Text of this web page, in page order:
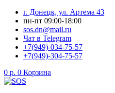
Перейти
содержимому
г. Донецк, ул. Артема 43
пн-пт 09:00-18:00
sos.dn@mail.ru
Чат в Telegram
+7(949)-034-75-57
+7(949)-304-75-57
0 р. 0 Корзина